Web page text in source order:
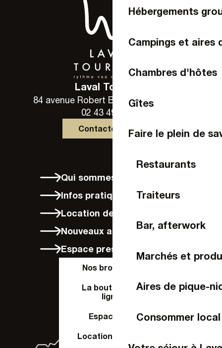
Hébergements
Campings et aires
Chambres d'hôtes
Gîtes
Faire le plein de
Restaurants
Traiteurs
Bar, afterwork
Marchés et
Aires de pique-
Consommer local
Laval Tourisme
84 avenue Robert Buron - 53000 Laval
02 43 49 46 46
Contactez-nous
Qui sommes-nous ?
Infos pratiques
Location de vélos à Laval
Nouveaux arrivants
Espace presse
Nos brochures
La boutique en
ligne
Espace Pro
Location de salle